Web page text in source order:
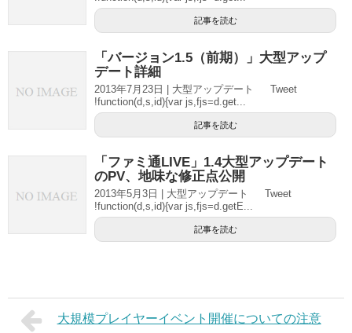
記事を読む
「バージョン1.5（前期）」大型アップ
デート詳細
2013年7月23日 | 大型アップデート Tweet
!function(d,s,id){var js,fjs=d.get...
記事を読む
「ファミ通LIVE」1.4大型アップデート
のPV、地味な修正点公開
2013年5月3日 | 大型アップデート Tweet
!function(d,s,id){var js,fjs=d.getE...
記事を読む
大規模プレイヤーイベント開催についての注意